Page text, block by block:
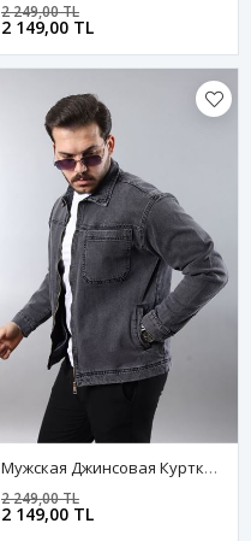
2 149,00 TL
2 249,00 TL
Мужская Джинсовая Куртка-Бомбер Оверсайз Цвета Хаки, Стираная Модель На Молнии
2 149,00 TL
2 249,00 TL